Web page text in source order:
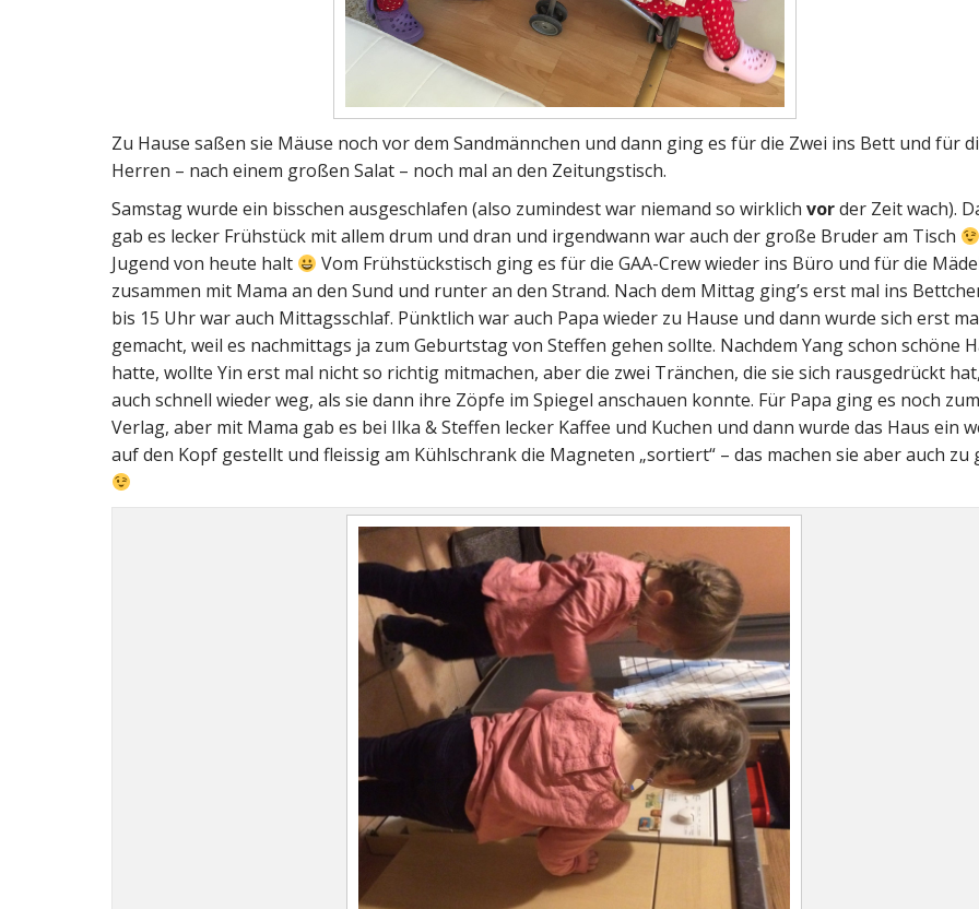
Zu Hause saßen sie Mäuse noch vor dem Sandmännchen und dann ging es für die Zwei ins Bett und für
Herren – nach einem großen Salat – noch mal an den Zeitungstisch.
Samstag wurde ein bisschen ausgeschlafen (also zumindest war niemand so wirklich vorder Zeit wach).
gab es lecker Frühstück mit allem drum und dran und irgendwann war auch der große Bruder am Tisch
Jugend von heute halt
Vom Frühstückstisch ging es für die GAA-Crew wieder ins Büro und für die
zusammen mit Mama an den Sund und runter an den Strand. Nach dem Mittag ging’s erst mal ins
bis 15 Uhr war auch Mittagsschlaf. Pünktlich war auch Papa wieder zu Hause und dann wurde sich erst
gemacht, weil es nachmittags ja zum Geburtstag von Steffen gehen sollte. Nachdem Yang schon schöne
hatte, wollte Yin erst mal nicht so richtig mitmachen, aber die zwei Tränchen, die sie sich rausgedrückt
auch schnell wieder weg, als sie dann ihre Zöpfe im Spiegel anschauen konnte. Für Papa ging es noch zum
Verlag, aber mit Mama gab es bei Ilka & Steffen lecker Kaffee und Kuchen und dann wurde das Haus ein
auf den Kopf gestellt und fleissig am Kühlschrank die Magneten „sortiert“ – das machen sie aber auch zu